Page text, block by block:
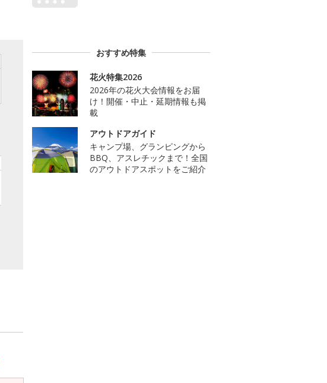
おすすめ特集
花火特集2026
2026年の花火大会情報をお届
け！開催・中止・延期情報も掲
載
アウトドアガイド
キャンプ場、グランピングから
BBQ、アスレチックまで！全国
のアウトドアスポットをご紹介